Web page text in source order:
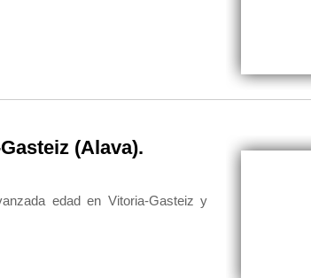
(Alava).
edad en Vitoria-Gasteiz y